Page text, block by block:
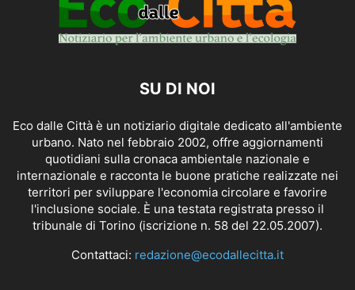
SU DI NOI
Eco dalle Città è un notiziario digitale dedicato all'ambiente
urbano. Nato nel febbraio 2002, offre aggiornamenti
quotidiani sulla cronaca ambientale nazionale e
internazionale e racconta le buone pratiche realizzate nei
territori per sviluppare l'economia circolare e favorire
l'inclusione sociale. È una testata registrata presso il
tribunale di Torino (iscrizione n. 58 del 22.05.2007).
Contattaci: redazione@ecodallecitta.it